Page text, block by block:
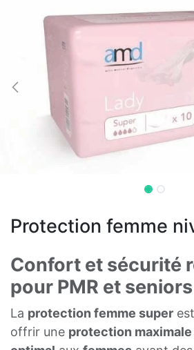
Protection femme
Confort et sécurité
pour PMR et seniors
La protection femme super
offrir une protection maximale